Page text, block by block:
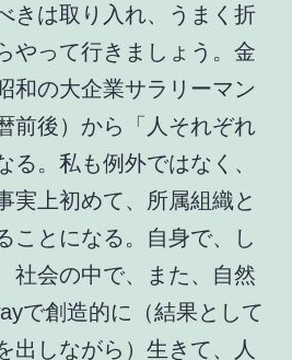
きは取り入れ、うまく折
やって行きましょう。金
和の大企業サラリーマン
前後）から「人それぞれ
る。私も例外ではなく、
実上初めて、所属組織と
ことになる。自身で、し
社会の中で、また、自然
で創造的に（結果として
出しながら）生きて、人